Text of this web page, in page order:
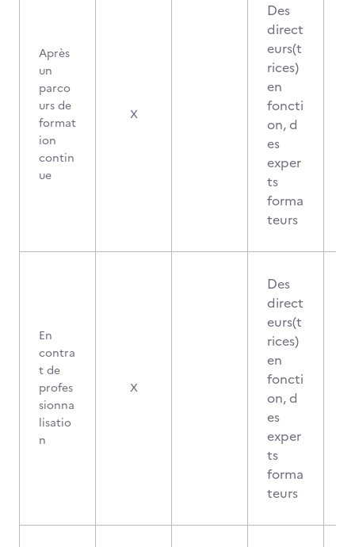
Après
un
parco
urs de
format
ion
contin
ue
X
Des
direct
eurs(t
rices)
en
foncti
on, d
es
exper
ts
forma
teurs
En
contra
t de
profes
sionna
lisatio
n
X
Des
direct
eurs(t
rices)
en
foncti
on, d
es
exper
ts
forma
teurs